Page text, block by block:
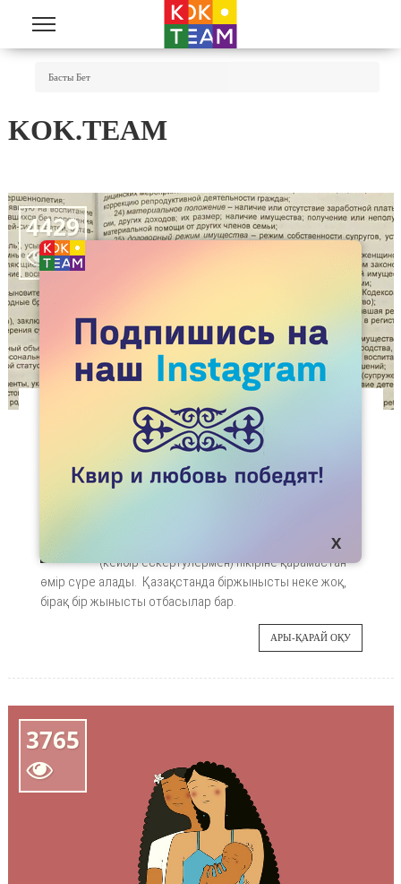
Басты Бет
KOK.TEAM
4429

БІРЖЫНЫСТЫ НЕКЕ - ЕСКІЛІКТІҢ ҚАЛДЫҒЫ
МА, ӘЛДЕ АСЫЛ АРМАН БА?
01
(кейбір ескертулермен) пікіріне қарамастан
өмір сүре алады. Қазақстанда біржынысты неке жоқ,
бірақ бір жынысты отбасылар бар.
АРЫ-ҚАРАЙ ОҚУ
3765
